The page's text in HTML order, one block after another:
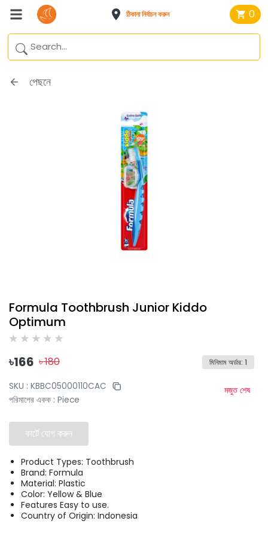
ঠিকানা নির্বাচন করুন 0
পেছনে
Formula Toothbrush Junior Kiddo
Optimum
৳166 ৳180 মিনিমাম অর্ডার: 1
SKU : KBBC05000110CAC
পরিমাপের একক : Piece
মজুত শেষ
কার্টে যোগ করুন
Product Types: Toothbrush
Brand: Formula
Material: Plastic
Color: Yellow & Blue
Features Easy to use.
Country of Origin: Indonesia